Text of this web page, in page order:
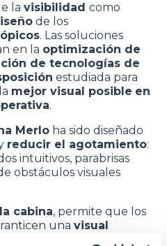
la visibilidad como
de los
. Las soluciones
en la optimización de
de tecnologías de
estudiada para
mejor visual posible en
.
Merlo ha sido diseñado
reducir el agotamiento:
intuitivos, parabrisas
obstáculos visuales
cabina, permite que los
una visual